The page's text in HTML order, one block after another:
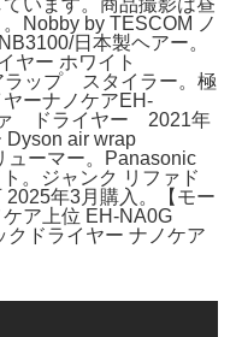
Nobby by TESCOM ノ
日本製ヘアー。
ヤー ホワイト
ップ スタイラー。極
ーナノケアEH-
ァ ドライヤー 2021年
air wrap
ューマー。Panasonic
。ジャンク リファド
2025年3月購入。【モー
ア上位 EH-NA0G
ドライヤー ナノケア